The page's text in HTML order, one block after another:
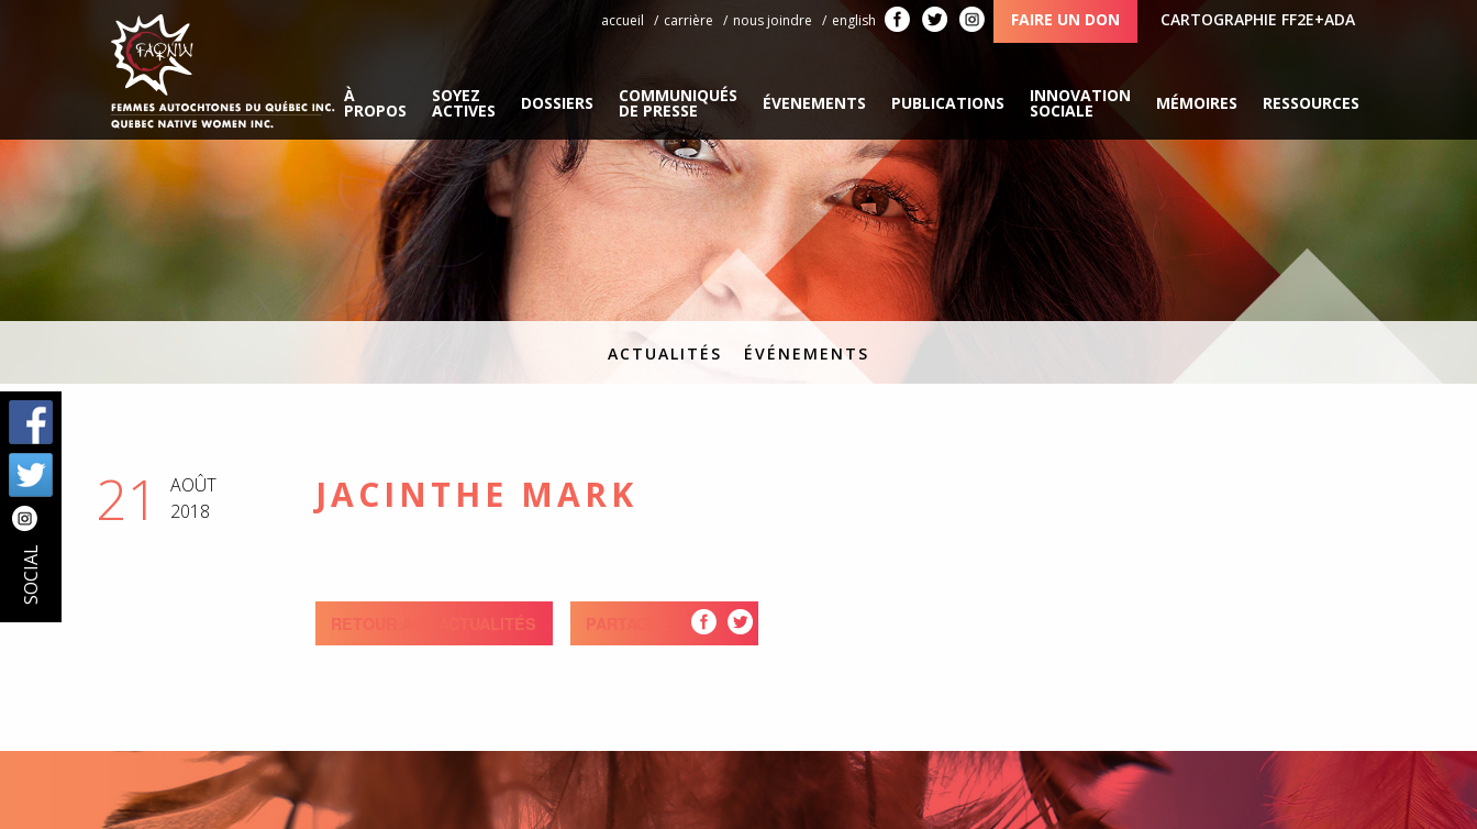
accueil carrière nous joindre english FAIRE UN DON CARTOGRAPHIE FF2E+ADA
À
PROPOS
SOYEZ
ACTIVES DOSSIERS COMMUNIQUÉS
DE PRESSE ÉVENEMENTS PUBLICATIONS INNOVATION
SOCIALE MÉMOIRES RESSOURCES
SOCIAL
ACTUALITÉS ÉVÉNEMENTS
21
AOÛT
2018
JACINTHE MARK
RETOUR AUX ACTUALITÉS PARTAGEZ